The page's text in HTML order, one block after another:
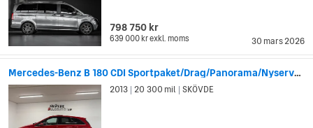
30 mars 2026
798 750 kr
639 000 krexkl. moms
Mercedes-Benz B 180 CDI Sportpaket/Drag/Panorama/Nyservad/M-Värmare
2013 20 300 mil SKÖVDE